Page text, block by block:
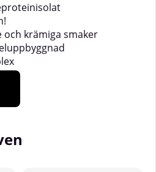
krämiga smaker
och sina sagolika
för marknadens
berikat med ett